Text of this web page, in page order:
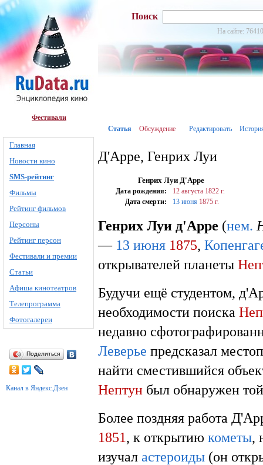
Фестивали
Главная
Новости кино
SMS-рейтинг
Фильмы
Рейтинг фильмов
Персоны
Рейтинг персон
Фестивали и премии
Статьи
Афиша кинотеатров
Телепрограмма
Фотогалереи
Поделиться
Канал в Яндекс.Дзен
Поиск
На сайте:
Статья Обсуждение Редактировать
Д'Арре, Генрих Луи
Генрих Луи Д'Арре
Дата рождения: 12 августа 1822 г.
Дата смерти:
13 июня 1875 г.
Генрих Луи д'Арре (нем.
— 13 июня 1875,
открывателей планеты
Будучи ещё студентом,
необходимости поиска
недавно
Леверье предсказал
найти сместившийся
Нептун был обнаружен
Более поздняя работа
1851, к открытию кометы,
изучал астероиды (он